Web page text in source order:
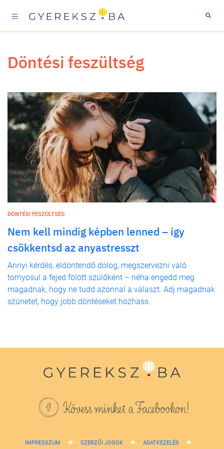
döntési feszültség
DÖNTÉSI FESZÜLTSÉG
Nem kell mindig képben lenned – így
csökkentsd az anyastresszt
Annyi kérdés, eldöntendő dolog, megszervezni való
tornyosul a fejed fölött szülőként – néha engedd meg
magadnak, hogy ne tudd azonnal a választ. Adj magadnak
szünetet, hogy jobb döntéseket hozhass.
Kövess minket a Facebookon!
IMPRESSZUM SZERZŐI JOGOK ADATKEZELÉS